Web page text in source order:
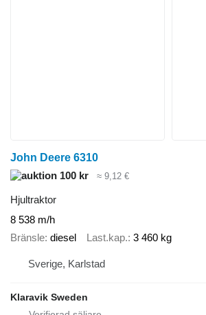
John Deere 6310
100 kr
≈ 9,12 €
Hjultraktor
8 538 m/h
Bränsle diesel Last.kap. 3 460 kg
Sverige, Karlstad
Klaravik Sweden